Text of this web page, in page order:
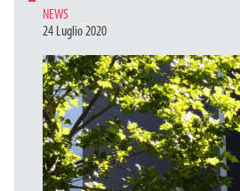
CATEGORIES
NEWS
24 Luglio 2020